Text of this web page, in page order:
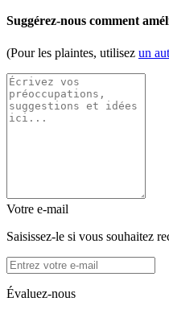
Suggérez-nous comment
(Pour les plaintes, utilisez un
Votre e-mail
Saisissez-le si vous souhaitez
Évaluez-nous